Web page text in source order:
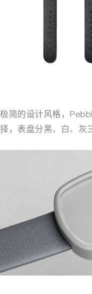
极简的设计风格，
择，表盘分黑、白、灰